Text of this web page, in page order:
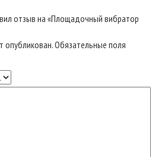
отзыв на «Площадочный вибратор
опубликован.Обязательные поля